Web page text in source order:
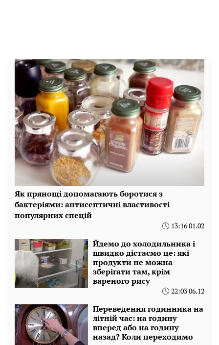
Як прянощі допомагають боротися з
бактеріями: антисептичні властивості
популярних спецій
13:16 01.02
Йдемо до холодильника і
швидко дістаємо це: які
продукти не можна
зберігати там, крім
вареного рису
22:03 06.12
Переведення годинника на
літній час: на годину
вперед або на годину
назад? Коли переходимо